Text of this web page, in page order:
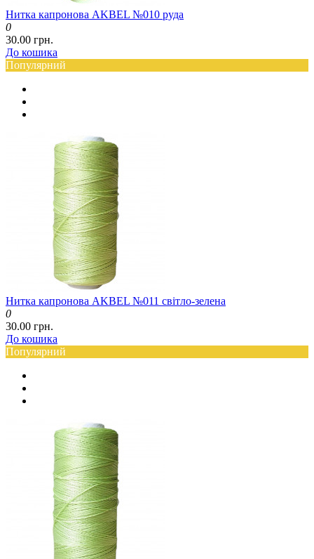
Нитка капронова AKBEL №010 руда
0
30.00 грн.
До кошика
Популярний
Нитка капронова AKBEL №011 світло-зелена
0
30.00 грн.
До кошика
Популярний